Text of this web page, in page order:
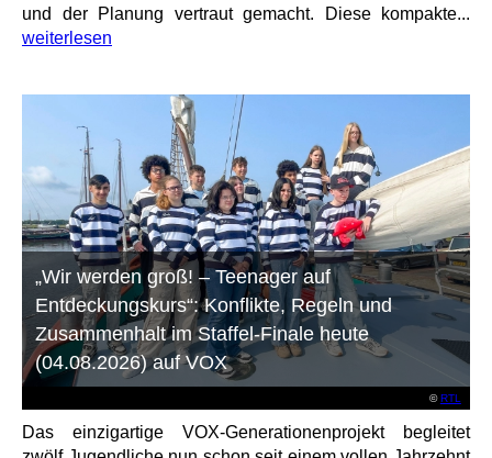
und der Planung vertraut gemacht. Diese kompakte...
weiterlesen
©RTL
„Wir werden groß! – Teenager auf
Entdeckungskurs“: Konflikte, Regeln und
Zusammenhalt im Staffel-Finale heute
(04.08.2026) auf VOX
Das einzigartige VOX-Generationenprojekt begleitet